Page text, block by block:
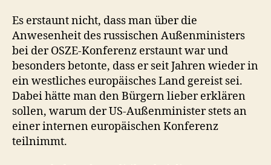
Es erstaunt nicht, dass man über die
Anwesenheit des russischen Außenministers
bei der OSZE-Konferenz erstaunt war und
besonders betonte, dass er seit Jahren wieder in
ein westliches europäisches Land gereist sei.
Dabei hätte man den Bürgern lieber erklären
sollen, warum der US-Außenminister stets an
einer internen europäischen Konferenz
teilnimmt.